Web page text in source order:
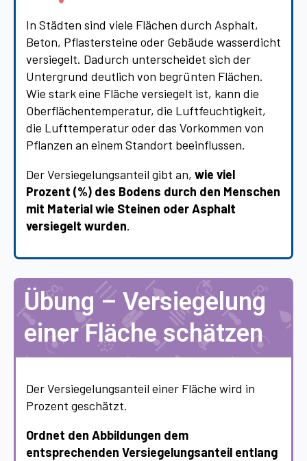
In Städten sind viele Flächen durch Asphalt,
Beton, Pflastersteine oder Gebäude wasserdicht
versiegelt. Dadurch unterscheidet sich der
Untergrund deutlich von begrünten Flächen.
Wie stark eine Fläche versiegelt ist, kann die
Oberflächentemperatur, die Luftfeuchtigkeit,
die Lufttemperatur oder das Vorkommen von
Pflanzen an einem Standort beeinflussen.
Der Versiegelungsanteil gibt an, wie viel
Prozent (%) des Bodens durch den Menschen
mit Material wie Steinen oder Asphalt
versiegelt wurden.
Übung – Versiegelung
einer Fläche schätzen
Der Versiegelungsanteil einer Fläche wird in
Prozent geschätzt.
Ordnet den Abbildungen dem
entsprechenden Versiegelungsanteil entlang